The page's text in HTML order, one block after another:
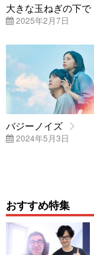
大きな玉ねぎの下で
2025年2月7日
バジーノイズ
2024年5月3日
おすすめ特集